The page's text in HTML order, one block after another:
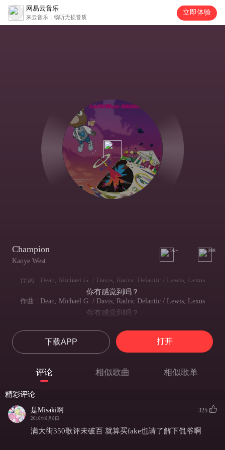
网易云音乐
来云音乐，畅听无损音质
立即体验
Champion
Kanye West
1w+ 398
作词 : Dean, Michael G. / Davis, Radric Delantic / Lewis, Lexus
你有感觉到吗？
作曲 : Dean, Michael G. / Davis, Radric Delantic / Lewis, Lexus
你有感觉到吗？
你有感觉到吗？
That you are a champion?
你就是冠军！
没错 就是这样
是的 我做到了 所以我要把奖杯打包带回到我的小窝
Just a lil' somethin' show you how we live
只是像你们展示我们生活方式的一小部分
E'r'body want it but it ain't that se'ious
下载APP 打开
评论 相似歌曲 相似歌单
精彩评论
是Misaki啊
2016年8月8日
325
满大街350歌评未破百 就算买fake也请了解下侃爷啊